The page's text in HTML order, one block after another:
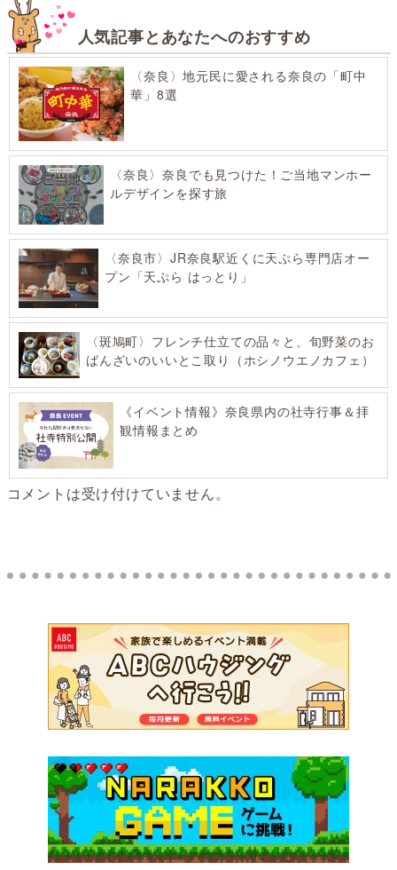
人気記事とあなたへのおすすめ
〈奈良〉地元民に愛される奈良の「町中
華」8選
〈奈良〉奈良でも見つけた！ご当地マンホー
ルデザインを探す旅
〈奈良市〉JR奈良駅近くに天ぷら専門店オー
プン「天ぷら はっとり」
〈斑鳩町〉フレンチ仕立ての品々と、旬野菜のお
ばんざいのいいとこ取り（ホシノウエノカフェ）
《イベント情報》奈良県内の社寺行事＆拝
観情報まとめ
コメントは受け付けていません。